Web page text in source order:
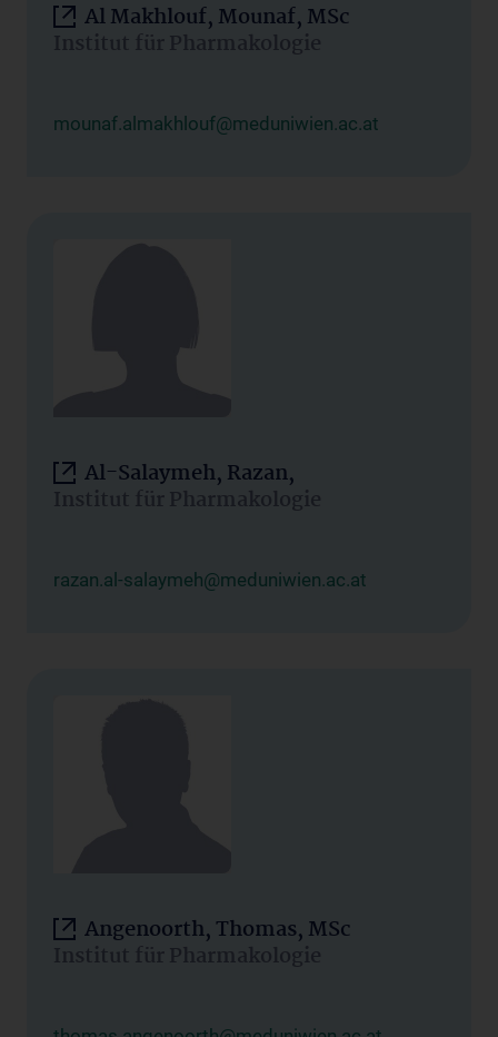
Al Makhlouf, Mounaf, MSc
Institut für Pharmakologie
mounaf.almakhlouf@meduniwien.ac.at
Al-Salaymeh, Razan,
Institut für Pharmakologie
razan.al-salaymeh@meduniwien.ac.at
Angenoorth, Thomas, MSc
Institut für Pharmakologie